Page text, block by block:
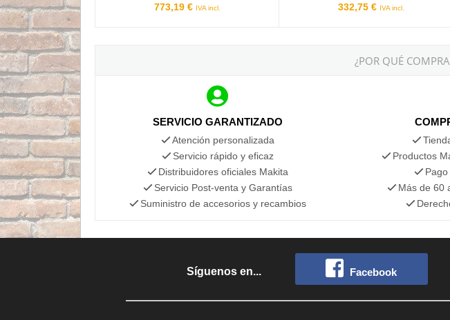
773,19 € IVA incl. 332,75 € IVA incl.
¿POR QUÉ
SERVICIO GARANTIZADO
Atención personalizada
Servicio rápido y eficaz
Distribuidores oficiales Makita
Servicio Post-venta y Garantías
Suministro de accesorios y recambios
Productos
Más de 60
Síguenos en... Facebook